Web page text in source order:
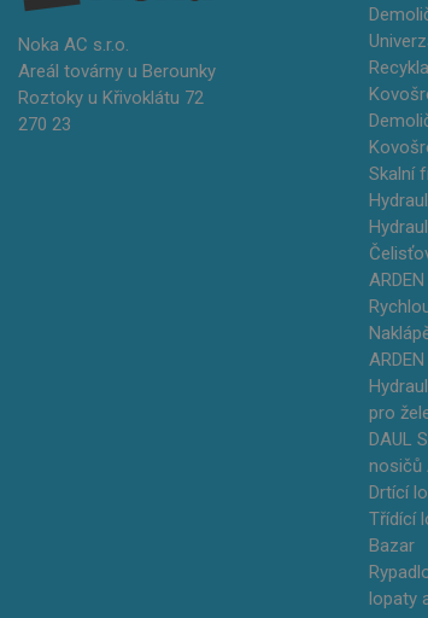
Noka AC s.r.o.
Areál továrny u Berounky
Roztoky u Křivoklátu 72
270 23
Skalní
ARDEN
ARDEN
pro
DAUL
nosičů
Drtící
Třídící
Bazar
lopaty